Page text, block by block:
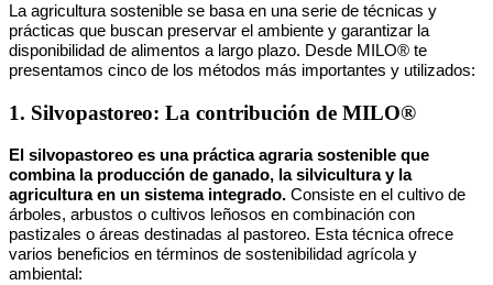
La agricultura sostenible se basa en una serie de técnicas y
prácticas que buscan preservar el ambiente y garantizar la
disponibilidad de alimentos a largo plazo. Desde MILO® te
presentamos cinco de los métodos más importantes y utilizados:
1. Silvopastoreo: La contribución de MILO®
El silvopastoreo es una práctica agraria sostenible que
combina la producción de ganado, la silvicultura y la
agricultura en un sistema integrado. Consiste en el cultivo de
árboles, arbustos o cultivos leñosos en combinación con
pastizales o áreas destinadas al pastoreo. Esta técnica ofrece
varios beneficios en términos de sostenibilidad agrícola y
ambiental: